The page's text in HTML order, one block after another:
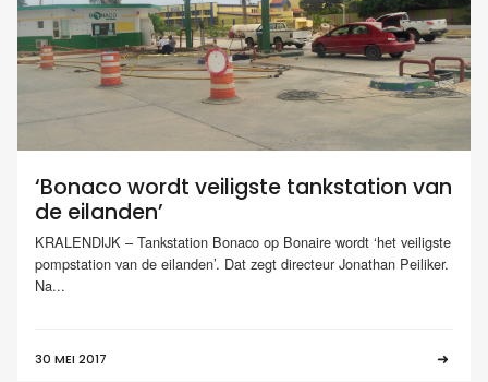
‘Bonaco wordt veiligste tankstation van
de eilanden’
KRALENDIJK – Tankstation Bonaco op Bonaire wordt ‘het veiligste
pompstation van de eilanden’. Dat zegt directeur Jonathan Peiliker.
Na...
30 MEI 2017